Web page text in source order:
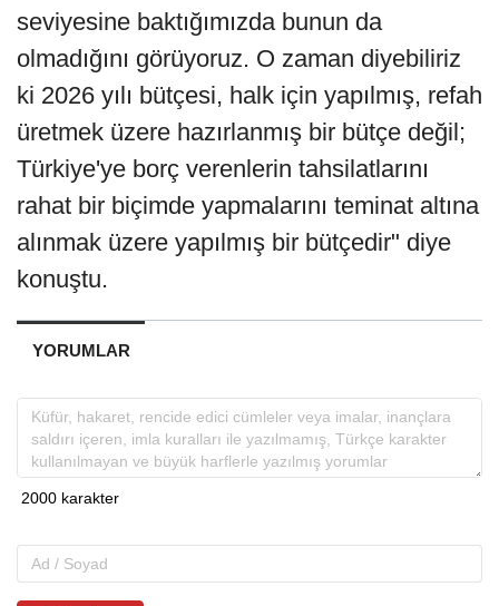
seviyesine baktığımızda bunun da
olmadığını görüyoruz. O zaman diyebiliriz
ki 2026 yılı bütçesi, halk için yapılmış, refah
üretmek üzere hazırlanmış bir bütçe değil;
Türkiye'ye borç verenlerin tahsilatlarını
rahat bir biçimde yapmalarını teminat altına
alınmak üzere yapılmış bir bütçedir" diye
konuştu.
YORUMLAR